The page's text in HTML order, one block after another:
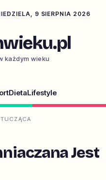
9 SIERPNIA 2026
każdym wieku
DietaLifestyle
Jest